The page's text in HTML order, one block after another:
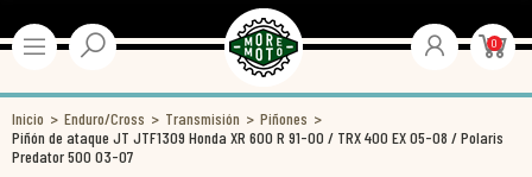
0
Inicio Enduro/Cross Transmisión
Piñones
Piñón de ataque JT JTF1309 Honda XR 600 R 91-00 / TRX 400 EX 05-08 / Polaris
Predator 500 03-07